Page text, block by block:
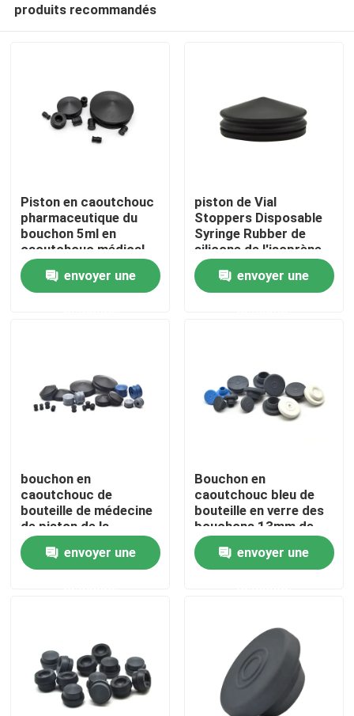
Aperçu
Visite d'usine
Contact
Demande de soumission
Bouchon en caoutchouc médical
Plongeur en caoutchouc de seringue
produits recommandés
Piston en caoutchouc
pharmaceutique du
bouchon 5ml en
caoutchouc médical
noir
envoyer une
piston de Vial
Stoppers Disposable
Syringe Rubber de
silicone de l'isoprène
5ml
envoyer une
bouchon en
caoutchouc de
bouteille de médecine
de piston de la
seringue 20ml pour la
seringueenvoyer une
Bouchon en
caoutchouc bleu de
bouteille en verre des
bouchons 13mm de
caoutchouc butylique
pour des fioles
d'injection
envoyer une